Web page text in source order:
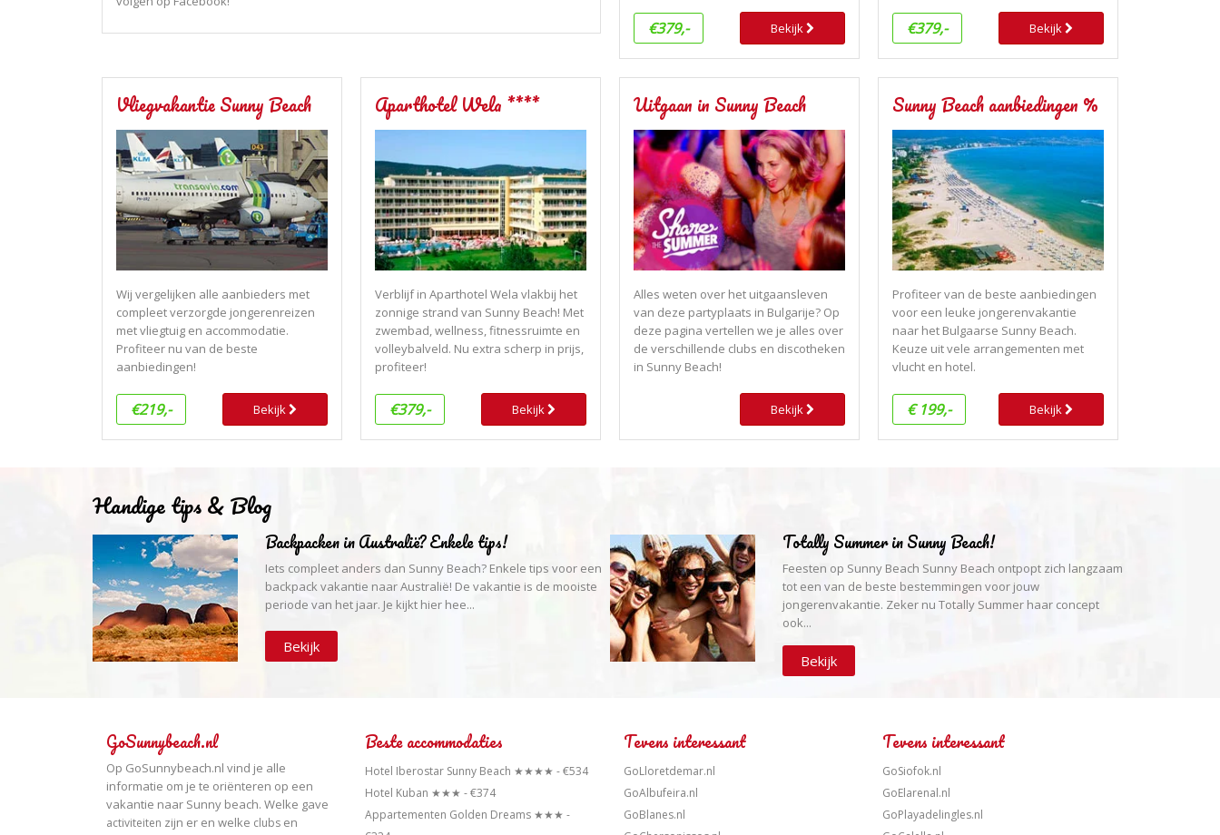
€379,- Bekijk €379,- Bekijk
Vliegvakantie Sunny Beach
Wij vergelijken alle aanbieders met
compleet verzorgde jongerenreizen
met vliegtuig en accommodatie.
Profiteer nu van de beste
aanbiedingen!
€219,- Bekijk
Aparthotel Wela ****
Verblijf in Aparthotel Wela vlakbij het
zonnige strand van Sunny Beach! Met
zwembad, wellness, fitnessruimte en
volleybalveld. Nu extra scherp in prijs,
profiteer!
€379,- Bekijk
Uitgaan in Sunny Beach
Alles weten over het uitgaansleven
van deze partyplaats in Bulgarije? Op
deze pagina vertellen we je alles over
de verschillende clubs en discotheken
in Sunny Beach!
Bekijk
Sunny Beach aanbiedingen %
Profiteer van de beste aanbiedingen
voor een leuke jongerenvakantie
naar het Bulgaarse Sunny Beach.
Keuze uit vele arrangementen met
vlucht en hotel.
€ 199,- Bekijk
Handige tips & Blog
Backpacken in Australië? Enkele tips!
Iets compleet anders dan Sunny Beach? Enkele tips voor een
backpack vakantie naar Australië! De vakantie is de mooiste
periode van het jaar. Je kijkt hier hee...
Bekijk
Totally Summer in Sunny Beach!
Feesten op Sunny Beach Sunny Beach ontpopt zich langzaam
tot een van de beste bestemmingen voor jouw
jongerenvakantie. Zeker nu Totally Summer haar concept
ook...
Bekijk
GoSunnybeach.nl
Op GoSunnybeach.nl vind je alle
informatie om je te oriënteren op een
vakantie naar Sunny beach. Welke gave
activiteiten zijn er en welke clubs en
Beste accommodaties
Hotel Iberostar Sunny Beach ★★★★ - €534
Hotel Kuban ★★★ - €374
Appartementen Golden Dreams ★★★ -
Tevens interessant
GoLloretdemar.nl
GoAlbufeira.nl
GoBlanes.nl
Tevens interessant
GoSiofok.nl
GoElarenal.nl
GoPlayadelingles.nl